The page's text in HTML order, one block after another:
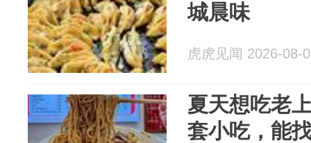
城晨味
虎虎见闻 2026-08-
夏天想吃老
套小吃，能